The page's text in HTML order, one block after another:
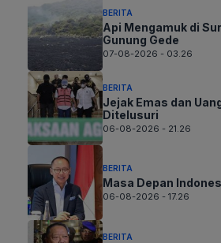
BERITA
Api Mengamuk di
Gunung Gede
07-08-2026 - 03.26
BERITA
Jejak Emas dan
Ditelusuri
06-08-2026 - 21.26
BERITA
Masa Depan
06-08-2026 - 17.26
BERITA